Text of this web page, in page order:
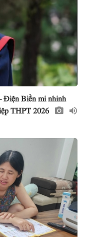
Điện Biền mi nhinh
THPT 2026